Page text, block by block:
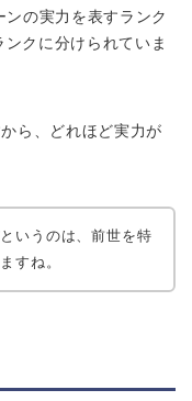
ンの実力を表すランク
クに分けられていま
ら、どれほど実力が
いうのは、前世を特
すね。